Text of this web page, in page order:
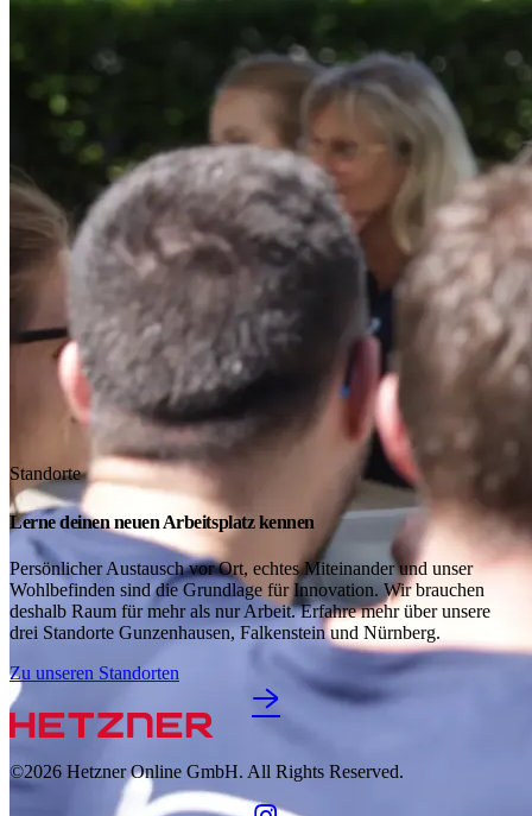
Standorte
Lerne deinen neuen Arbeitsplatz kennen
Persönlicher Austausch vor Ort, echtes Miteinander und unser
Wohlbefinden sind die Grundlage für Innovation. Wir brauchen
deshalb Raum für mehr als nur Arbeit. Erfahre mehr über unsere
drei Standorte Gunzenhausen, Falkenstein und Nürnberg.
Zu unseren Standorten
©2026 Hetzner Online GmbH. All Rights Reserved.